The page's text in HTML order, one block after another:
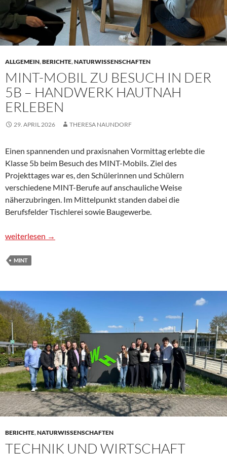
ALLGEMEIN,BERICHTE,NATURWISSENSCHAFTEN
MINT-MOBIL ZU BESUCH IN DER
5B – HANDWERK HAUTNAH
ERLEBEN
29. APRIL 2026 THERESA NAUNDORF
Einen spannenden und praxisnahen Vormittag erlebte die
Klasse 5b beim Besuch des MINT-Mobils. Ziel des
Projekttages war es, den Schülerinnen und Schülern
verschiedene MINT-Berufe auf anschauliche Weise
näherzubringen. Im Mittelpunkt standen dabei die
Berufsfelder Tischlerei sowie Baugewerbe.
MINT-Mobil zu Besuch in der 5b – Handwerk hautnah erleben
weiterlesen →
MINT
BERICHTE,NATURWISSENSCHAFTEN
TECHNIK UND WIRTSCHAFT